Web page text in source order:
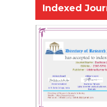
Indexed